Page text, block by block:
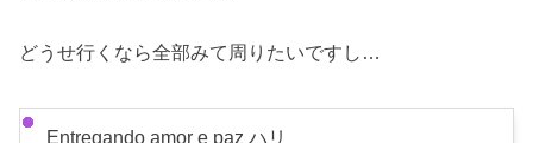
どうせ行くなら全部みて周りたいですし…
Entregando amor e paz ハリ